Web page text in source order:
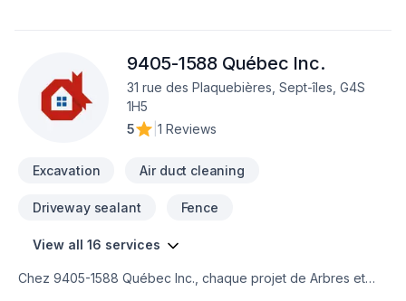
9405-1588 Québec Inc.
31 rue des Plaquebières, Sept-îles, G4S
1H5
5
1 Reviews
Excavation Air duct cleaning
Driveway sealant Fence
View all 16 services
Chez 9405-1588 Québec Inc., chaque projet de Arbres et